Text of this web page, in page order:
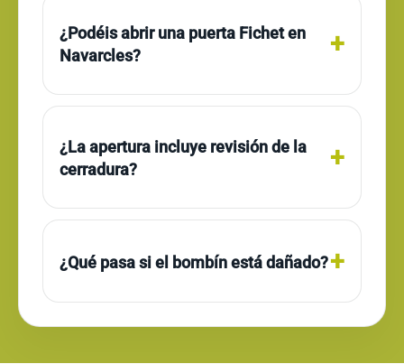
¿Podéis abrir una puerta Fichet en
Navarcles?
¿La apertura incluye revisión de la
cerradura?
¿Qué pasa si el bombín está dañado?